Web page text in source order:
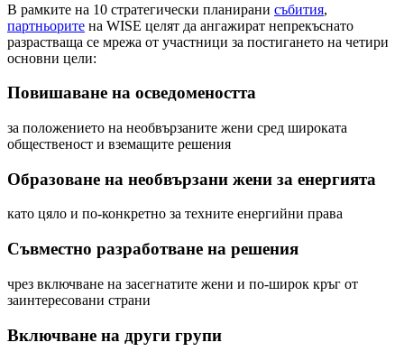
В рамките на 10 стратегически планирани събития,
партньорите на WISE целят да ангажират непрекъснато
разрастваща се мрежа от участници за постигането на четири
основни цели:
Повишаване на осведомеността
за положението на необвързаните жени сред широката
общественост и вземащите решения
Образоване на необвързани жени за енергията
като цяло и по-конкретно за техните енергийни права
Съвместно разработване на решения
чрез включване на засегнатите жени и по-широк кръг от
заинтересовани страни
Включване на други групи